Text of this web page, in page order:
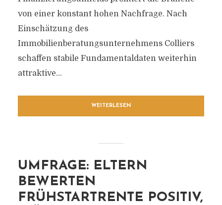
von einer konstant hohen Nachfrage. Nach
Einschätzung des
Immobilienberatungsunternehmens Colliers
schaffen stabile Fundamentaldaten weiterhin
attraktive...
WEITERLESEN
UMFRAGE: ELTERN
BEWERTEN
FRÜHSTARTRENTE POSITIV,